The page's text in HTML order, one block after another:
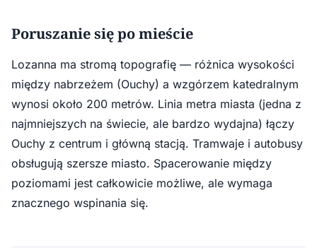
Poruszanie się po mieście
Lozanna ma stromą topografię — różnica wysokości
między nabrzeżem (Ouchy) a wzgórzem katedralnym
wynosi około 200 metrów. Linia metra miasta (jedna z
najmniejszych na świecie, ale bardzo wydajna) łączy
Ouchy z centrum i główną stacją. Tramwaje i autobusy
obsługują szersze miasto. Spacerowanie między
poziomami jest całkowicie możliwe, ale wymaga
znacznego wspinania się.